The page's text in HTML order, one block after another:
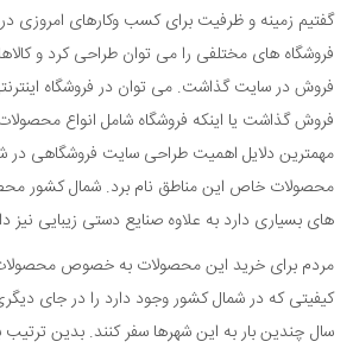
گفتیم زمینه و ظرفیت برای کسب وکارهای امروزی
فروشگاه های مختلفی را می توان طراحی کرد و
فروش در سایت گذاشت. می توان در فروشگاه
فروش گذاشت یا اینکه فروشگاه شامل انواع
مهمترین دلایل اهمیت طراحی سایت فروشگاهی در
محصولات خاص این مناطق نام برد. شمال کشور
های بسیاری دارد به علاوه صنایع دستی زیبایی نیز
مردم برای خرید این محصولات به خصوص
کیفیتی که در شمال کشور وجود دارد را در جای
سال چندین بار به این شهرها سفر کنند. بدین ترتیب